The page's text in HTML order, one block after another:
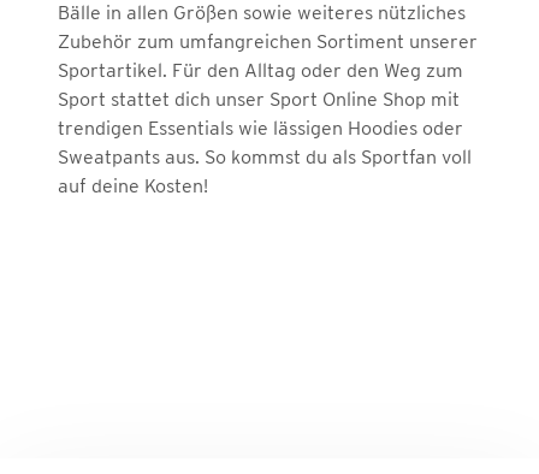
Bälle in allen Größen sowie weiteres nützliches
Zubehör zum umfangreichen Sortiment unserer
Sportartikel. Für den Alltag oder den Weg zum
Sport stattet dich unser Sport Online Shop mit
trendigen Essentials wie lässigen Hoodies oder
Sweatpants aus. So kommst du als Sportfan voll
auf deine Kosten!